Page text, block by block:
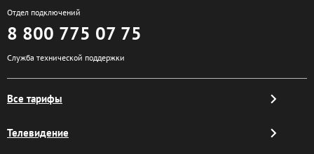
Отдел подключений
8 800 775 07 75
Служба технической поддержки
Все тарифы
Телевидение